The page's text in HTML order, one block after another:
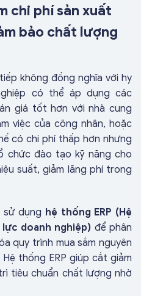
chi phí sản xuất
bảo chất lượng
không đồng nghĩa với hy
có thể áp dụng các
giá tốt hơn với nhà cung
việc của công nhân, hoặc
có chi phí thấp hơn nhưng
chức đào tạo kỹ năng cho
suất, giảm lãng phí trong
sử dụng hệ thống ERP (Hệ
doanh nghiệp) để phân
quy trình mua sắm nguyên
thống ERP giúp cắt giảm
tiêu chuẩn chất lượng nhờ